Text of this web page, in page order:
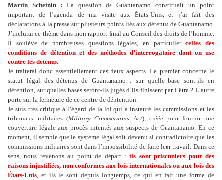
Martin Scheinin : La question de Guantanamo constituait un point
important de l’agenda de ma visite aux États-Unis, et j’ai fait des
déclarations à la presse sur plusieurs points liés aux détenus de Guantanamo.
J’inclurai ce thème dans mon rapport final au Conseil des droits de l’homme.
Il soulève de nombreuses questions légales, en particuliercelles des
conditions de détention et des méthodes d’interrogatoire dont on use
contre les détenus.
Je traiterai donc essentiellement ces deux aspects. Le premier concerne le
statut légal des détenus de Guantanamo : sur quelle base sont-ils en
détention, sur quelles bases seront-ils jugés d’ils finissent par l’être ? L’autre
porte sur la fermeture de ce centre de déntention.
Je suis très critique à l’égard de la loi qui a instauré les commissions et les
tribunaux militaires (Military Commissions Act), créée pour fournir une
couverture légale aux procès intentés aux suspects de Guantanamo. En ce
moment, il semble que le système légal soit devenu si contradictoire que les
commissions militaires sont dans l’impossibilité de faire leur travail. Dans ce
sens, nous revenons au point de départ : ils sont prisonniers pour des
raisons injustifiées, non conformes aux lois internationales ou aux lois des
États-Unis, et ils le sont depuis longtemps, ce qui en fait une forme de